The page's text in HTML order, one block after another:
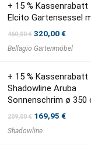
+ 15 % Kassenrabatt
Elcito Gartensessel
460,00€ Ursprünglicher
war:
320,00€
ist:
Bellagio Gartenmöbel
+ 15 % Kassenrabatt
Shadowline Aruba
Sonnenschrim ø 350
209,00€ Ursprünglicher
war:
169,95 €
Shadowline